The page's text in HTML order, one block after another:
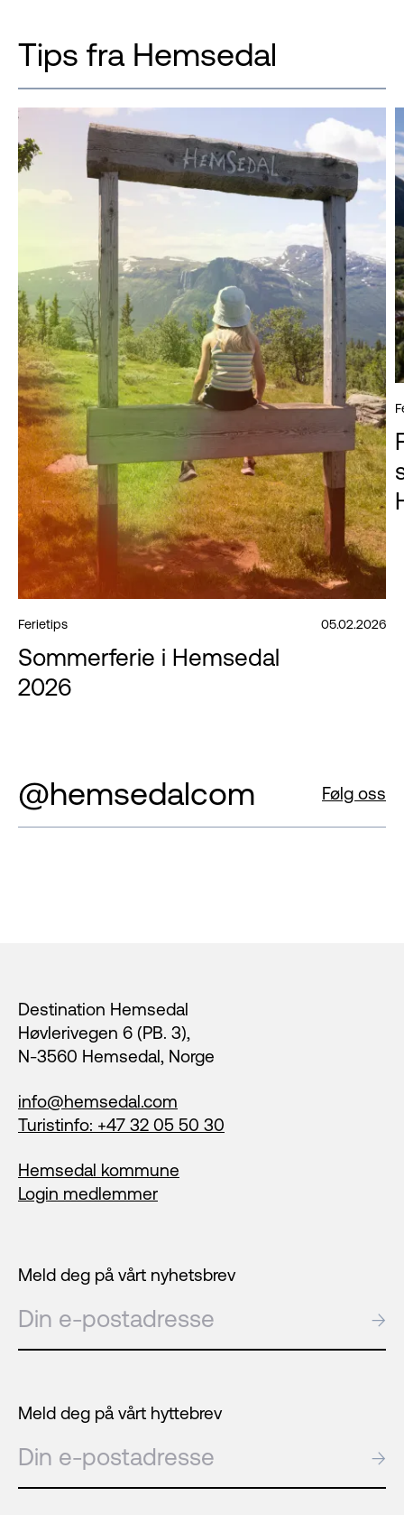
Tips fra Hemsedal
Ferietips 05.02.2026
Sommerferie i Hemsedal
2026
@hemsedalcom Følg oss
Destination Hemsedal
Høvlerivegen 6 (PB. 3),
N-3560 Hemsedal, Norge
info@hemsedal.com
Turistinfo: +47 32 05 50 30
Hemsedal kommune
Login medlemmer
Meld deg på vårt nyhetsbrev
E-post →
Meld deg på vårt hyttebrev
E-post →